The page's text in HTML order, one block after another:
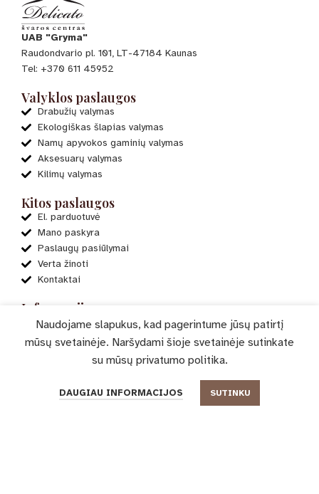
UAB "Gryma"
Raudondvario pl. 101, LT-47184 Kaunas
Tel: +370 611 45952
Valyklos paslaugos
Drabužių valymas
Ekologiškas šlapias valymas
Namų apyvokos gaminių valymas
Aksesuarų valymas
Kilimų valymas
Kitos paslaugos
El. parduotuvė
Mano paskyra
Paslaugų pasiūlymai
Verta žinoti
Kontaktai
Informacija
ES projektai
Apie mus
Privatumo politika
Pristatymas
Naudojame slapukus, kad pagerintume jūsų patirtį
mūsų svetainėje. Naršydami šioje svetainėje sutinkate
su mūsų privatumo politika.
DAUGIAU INFORMACIJOS SUTINKU
Krepšelis